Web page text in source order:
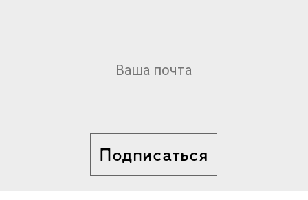
Подписаться